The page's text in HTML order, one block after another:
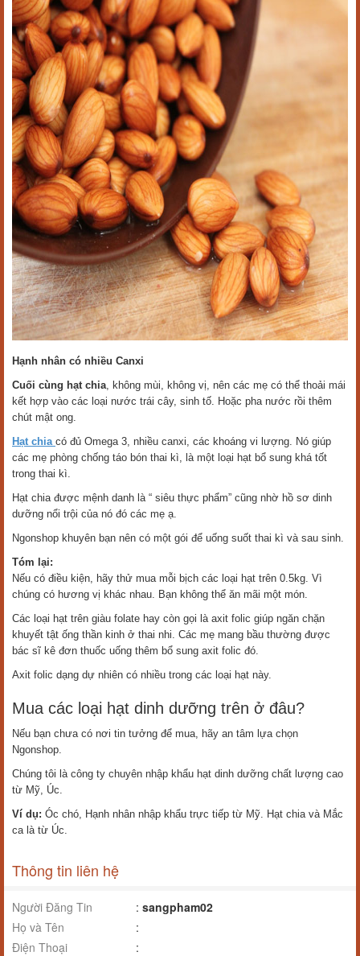
Hạnh nhân có nhiều Canxi
Cuối cùng hạt chia, không mùi, không vị, nên các mẹ có thể thoải mái
kết hợp vào các loại nước trái cây, sinh tố. Hoặc pha nước rồi thêm
chút mật ong.
Hạt chia có đủ Omega 3, nhiều canxi, các khoáng vi lượng. Nó giúp
các mẹ phòng chống táo bón thai kì, là một loại hạt bổ sung khá tốt
trong thai kì.
Hạt chia được mệnh danh là “ siêu thực phẩm” cũng nhờ hồ sơ dinh
dưỡng nổi trội của nó đó các mẹ ạ.
Ngonshop khuyên bạn nên có một gói để uống suốt thai kì và sau sinh.
Tóm lại:
Nếu có điều kiện, hãy thử mua mỗi bịch các loại hạt trên 0.5kg. Vì
chúng có hương vị khác nhau. Bạn không thể ăn mãi một món.
Các loại hạt trên giàu folate hay còn gọi là axit folic giúp ngăn chặn
khuyết tật ống thần kinh ở thai nhi. Các mẹ mang bầu thường được
bác sĩ kê đơn thuốc uống thêm bổ sung axit folic đó.
Axit folic dạng dự nhiên có nhiều trong các loại hạt này.
Mua các loại hạt dinh dưỡng trên ở đâu?
Nếu bạn chưa có nơi tin tưởng để mua, hãy an tâm lựa chọn
Ngonshop.
Chúng tôi là công ty chuyên nhập khẩu hạt dinh dưỡng chất lượng cao
từ Mỹ, Úc.
Ví dụ: Óc chó, Hạnh nhân nhập khẩu trực tiếp từ Mỹ. Hạt chia và Mắc
ca là từ Úc.
Thông tin liên hệ
Người Đăng Tin : sangpham02
Họ và Tên
:
Điện Thoại
: